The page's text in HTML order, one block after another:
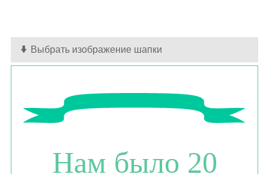
Выбрать изображение шапки
Нам было 20